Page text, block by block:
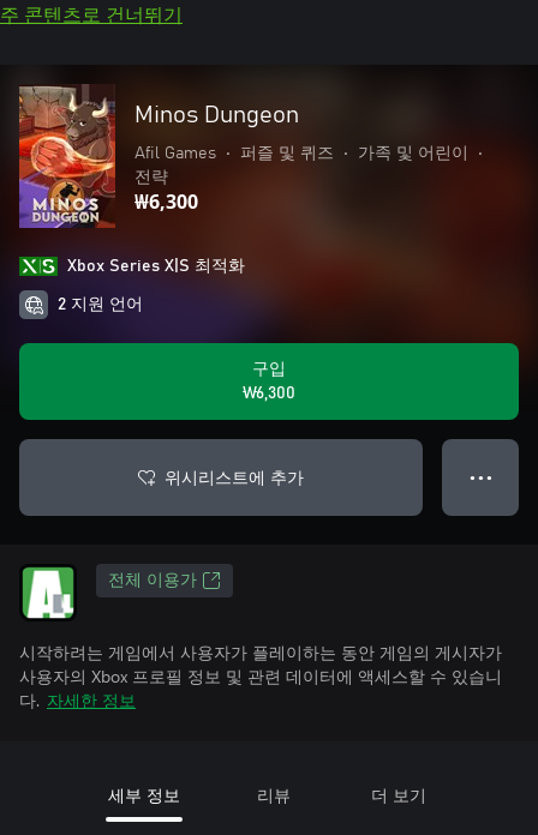
주 콘텐츠로 건너뛰기
Minos Dungeon
Afil Games • 퍼즐 및 퀴즈 • 가족 및 어린이
•
전략
₩6,300
Xbox Series X|S 최적화
2 지원 언어
구입
₩6,300
위시리스트에 추가 ● ● ●
전체 이용가
시작하려는 게임에서 사용자가 플레이하는 동안 게임의 게시자가
사용자의 Xbox 프로필 정보 및 관련 데이터에 액세스할 수 있습니
다. 자세한 정보
세부 정보 리뷰 더 보기